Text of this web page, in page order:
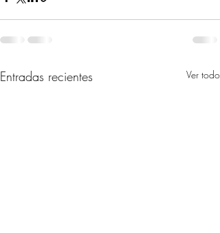
Entradas recientes Ver todo